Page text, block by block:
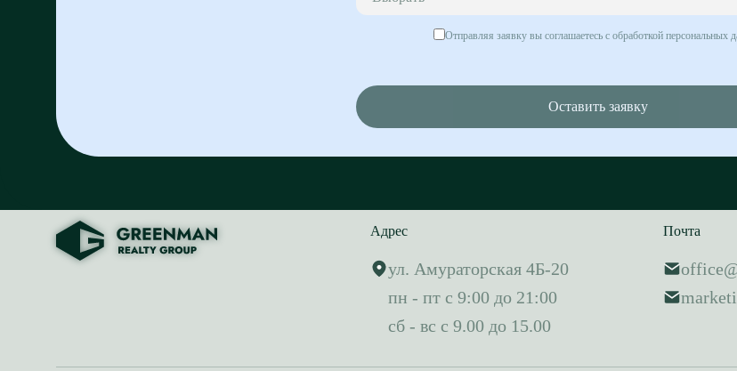
Отправляя заявку вы соглашаетесь с обработкой персональных
Оставить заявку
Адрес
ул. Амураторская 4Б-20
пн - пт с 9:00 до 21:00
сб - вс с 9.00 до 15.00
Почта